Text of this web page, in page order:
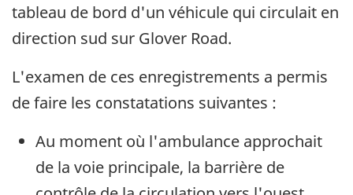
tableau de bord d'un véhicule qui circulait en
direction sud sur Glover Road.
L'examen de ces enregistrements a permis
de faire les constatations suivantes :
Au moment où l'ambulance approchait
de la voie principale, la barrière de